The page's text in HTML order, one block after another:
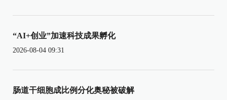
“AI+创业”加速科技成果孵化
2026-08-04 09:31
肠道干细胞成比例分化奥秘被破解